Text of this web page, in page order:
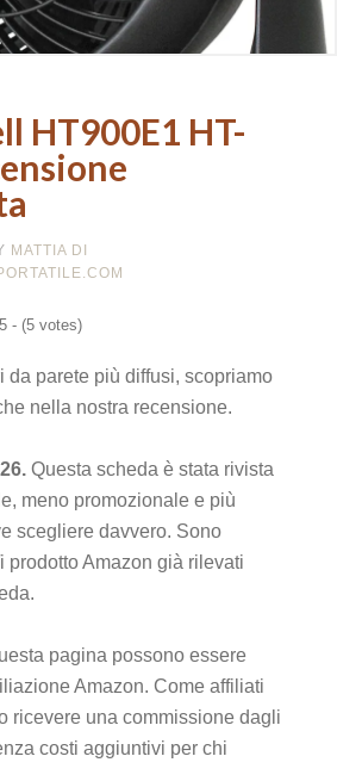
HT900E1 HT-
MATTIA DI
- (5 votes)
da parete più diffusi, scopriamo
nella nostra recensione.
Questa scheda è stata rivista
meno promozionale e più
scegliere davvero. Sono
prodotto Amazon già rilevati
pagina possono essere
Amazon. Come affiliati
ricevere una commissione dagli
costi aggiuntivi per chi